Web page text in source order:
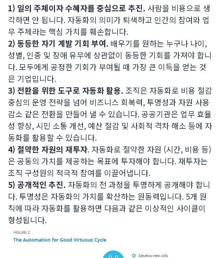
1) 일의 주체이자 수혜자를 중심으로 추진. 사람을 비용으로 생
각하면 안 됩니다. 자동화의 의미가 퇴색하고 인간의 참여와 업
무 주체라는 핵심 가치를 훼손합니다.
2) 동등한 자기 계발 기회 부여. 배우기를 원하는 누구나 나이,
성별, 인종 및 장애 유무에 상관없이 동등한 기회를 가져야 합니
다. 모두에게 공정한 기회가 부여될 때 가장 큰 이득을 얻는 것
은 기업입니다.
3) 전환을 위한 도구로 자동화 활용. 조직은 자동화로 비용 절감
중심의 운영 전략을 넘어 비즈니스 회복력, 투명성과 자원 사용
감소 같은 전환을 만들어 낼 수 있습니다. 공공기관은 업무 효율
성 향상, 시민 소통 개선, 예산 절감 및 사회적 격차 해소 등에 자
동화를 활용할 수 있습니다.
4) 절약한 자원의 재투자. 자동화로 절약한 자원 (시간, 비용 등)
은 공동의 가치를 제공하는 목표에 투자해야 합니다. 재투자는
조직 구성원의 적극적 참여를 이끌어냅니다.
5) 공개적인 추진. 자동화의 전 과정을 투명하게 공개해야 합니
다. 투명성은 자동화의 가치를 확산하는 원동력입니다. 5개 원
칙에 따라 자동화를 활용하면 다음과 같은 이상적인 사이클이
형성됩니다.​